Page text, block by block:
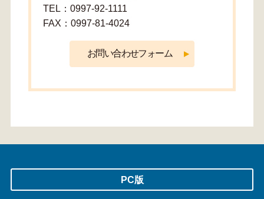
TEL：0997-92-1111
FAX：0997-81-4024
PC版